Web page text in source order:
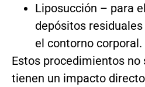
Liposucción – para
depósitos
el contorno corporal.
Estos procedimientos no
tienen un impacto